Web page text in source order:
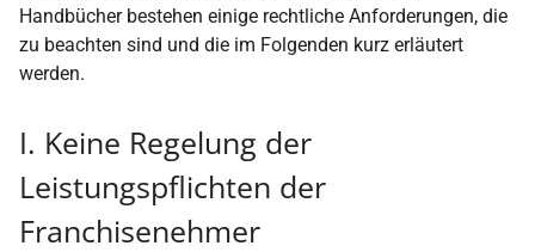
Handbücher bestehen einige rechtliche Anforderungen, die
zu beachten sind und die im Folgenden kurz erläutert
werden.
I. Keine Regelung der
Leistungspflichten der
Franchisenehmer